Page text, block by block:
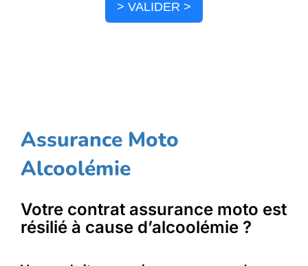
> VALIDER >
Assurance Moto
Alcoolémie
Votre contrat assurance moto est
résilié à cause d’alcoolémie ?